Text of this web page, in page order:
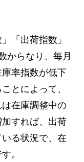
「出荷指数」
からなり、毎月
率指数が低下
とによって、
在庫調整中の
すれば、出荷
る状況で、在
。